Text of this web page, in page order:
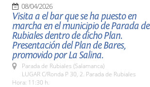
08/04/2026
Visita a el bar que se ha puesto en
marcha en el municipio de Parada de
Rubiales dentro de dicho Plan.
Presentación del Plan de Bares,
promovido por La Salina.
Parada de Rubiales (Salamanca)
LUGAR C/Ronda P 30, 2. Parada de Rubiales
Hora: 11:30 h.